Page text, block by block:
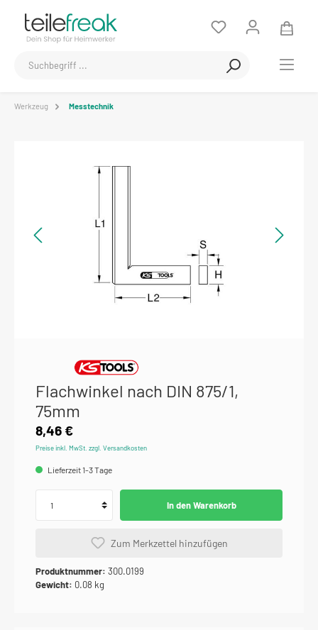
Werkzeug Messtechnik
Flachwinkel nach DIN 875/1,
75mm
8,46 €
Preise inkl. MwSt. zzgl. Versandkosten
Lieferzeit 1-3 Tage
In den Warenkorb
Zum Merkzettel hinzufügen
Produktnummer: 300.0199
Gewicht: 0.08 kg